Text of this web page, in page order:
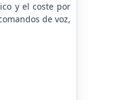
y el coste por
de voz,